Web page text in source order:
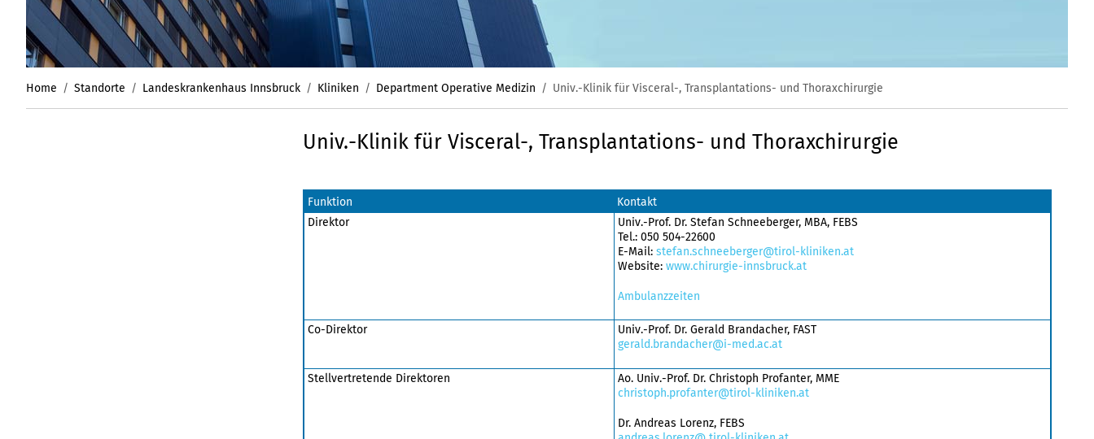
Home Standorte Landeskrankenhaus Innsbruck Kliniken Department Operative Medizin Univ.-Klinik für Visceral-, Transplantations- und Thoraxchirurgie
Univ.-Klinik für Visceral-, Transplantations- und Thoraxchirurgie
Funktion
Kontakt
Direktor
Univ.-Prof. Dr. Stefan Schneeberger, MBA, FEBS
Tel.: 050 504-22600
E-Mail: stefan.schneeberger@tirol-kliniken.at​
Website: www.chirurgie-innsbruck.at
Ambulanzzeiten
Co-Direktor
Univ.-Prof. Dr. Gerald Brandacher, FAST
gerald.brandacher@i-med.ac.at
Stellvertretende Direktoren
Ao. Univ.-Prof. Dr. Christoph Profanter, MME
christoph.profanter@tirol-kliniken.at
Dr. Andreas Lorenz, FEBS